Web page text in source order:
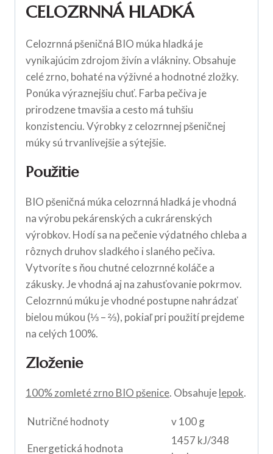
CELOZRNNÁ HLADKÁ
Celozrnná pšeničná BIO múka hladká je
vynikajúcim zdrojom živín a vlákniny. Obsahuje
celé zrno, bohaté na výživné a hodnotné zložky.
Ponúka výraznejšiu chuť. Farba pečiva je
prirodzene tmavšia a cesto má tuhšiu
konzistenciu. Výrobky z celozrnnej pšeničnej
múky sú trvanlivejšie a sýtejšie.
Použitie
BIO pšeničná múka celozrnná hladká je vhodná
na výrobu pekárenských a cukrárenských
výrobkov. Hodí sa na pečenie výdatného chleba a
rôznych druhov sladkého i slaného pečiva.
Vytvoríte s ňou chutné celozrnné koláče a
zákusky. Je vhodná aj na zahusťovanie pokrmov.
Celozrnnú múku je vhodné postupne nahrádzať
bielou múkou (⅓ – ⅔), pokiaľ pri použití prejdeme
na celých 100%.
Zloženie
100% zomleté zrno BIO pšenice. Obsahujelepok.
Nutričné hodnoty v 100 g
Energetická hodnota
1457 kJ/348